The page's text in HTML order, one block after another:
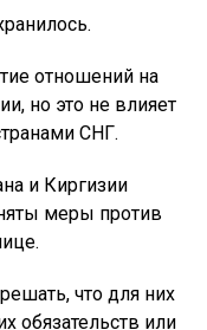
отношений на
но это не влияет
СНГ.
и Киргизии
меры против
что для них
обязательств или